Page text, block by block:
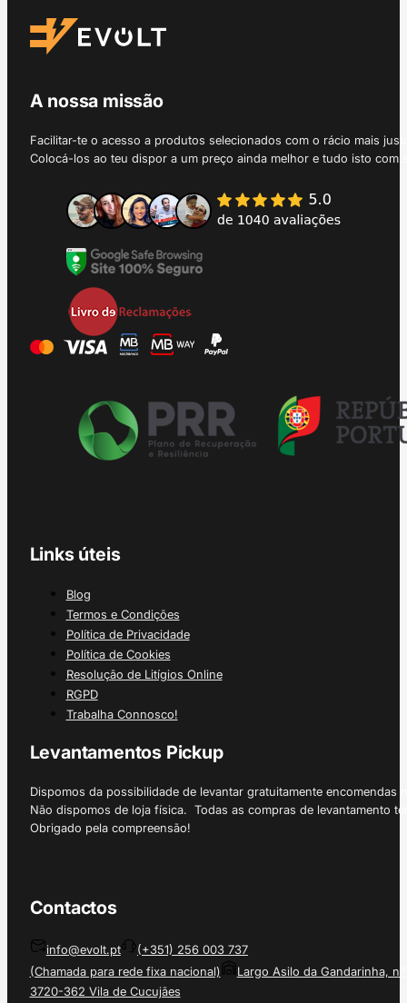
A nossa missão
Facilitar-te o acesso a produtos selecionados com o rácio mais
Colocá-los ao teu dispor a um preço ainda melhor e tudo isto
Links úteis
Blog
Termos e Condições
Política de Privacidade
Política de Cookies
Resolução de Litígios Online
RGPD
Trabalha Connosco!
Levantamentos Pickup
Dispomos da possibilidade de levantar gratuitamente
Não dispomos de loja física. Todas as compras de levantamento
Obrigado pela compreensão!
Contactos
info@evolt.pt
(+351) 256 003 737
(Chamada para rede fixa nacional)
Largo Asilo da Gandarinha, nº
3720-362 Vila de Cucujães